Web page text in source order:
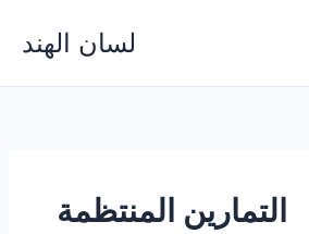
content
لسان الهند
التمارين المنتظمة